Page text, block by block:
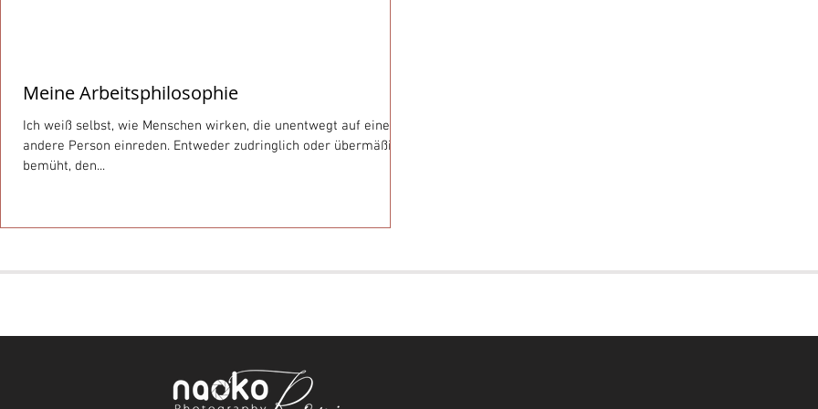
Meine Arbeitsphilosophie
Ich weiß selbst, wie Menschen wirken, die unentwegt auf eine
andere Person einreden. Entweder zudringlich oder übermäßig
bemüht, den...